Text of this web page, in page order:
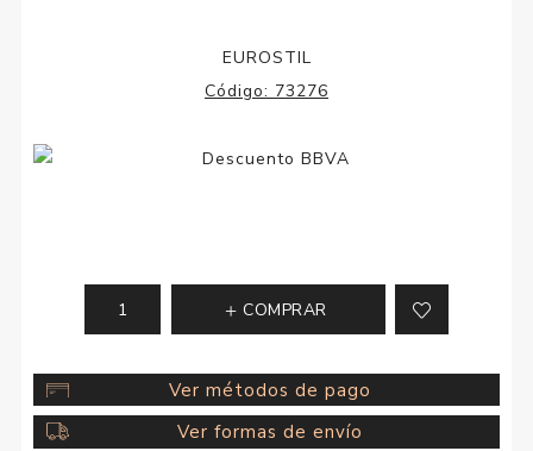
EUROSTIL
Código: 73276
COMPRAR
Ver métodos de pago
Ver formas de envío